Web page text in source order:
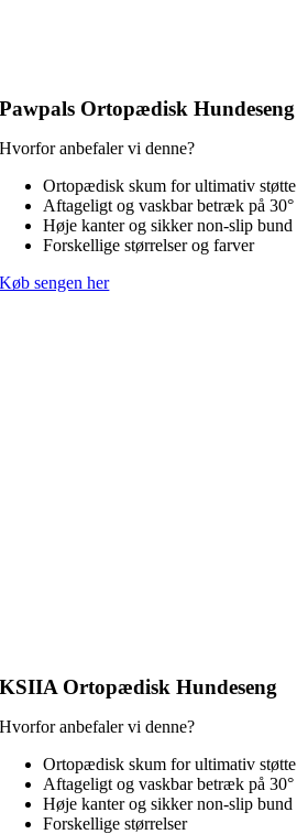
Pawpals Ortopædisk Hundeseng
Hvorfor anbefaler vi denne?
Ortopædisk skum for ultimativ støtte
Aftageligt og vaskbar betræk på 30°
Høje kanter og sikker non-slip bund
Forskellige størrelser og farver
Køb sengen her
KSIIA Ortopædisk Hundeseng
Hvorfor anbefaler vi denne?
Ortopædisk skum for ultimativ støtte
Aftageligt og vaskbar betræk på 30°
Høje kanter og sikker non-slip bund
Forskellige størrelser